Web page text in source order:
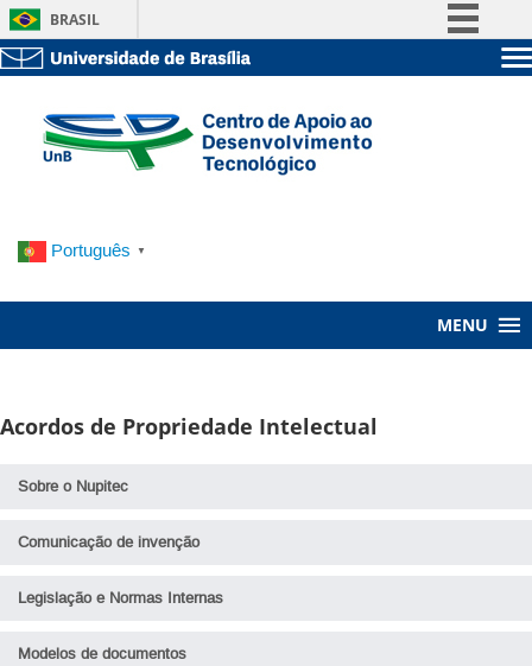
BRASIL
Participe
Acesso à informação
Unidades acadêmicas
Português ▼
MENU
Acordos de Propriedade Intelectual
Sobre o Nupitec
Comunicação de invenção
Legislação e Normas Internas
Modelos de documentos